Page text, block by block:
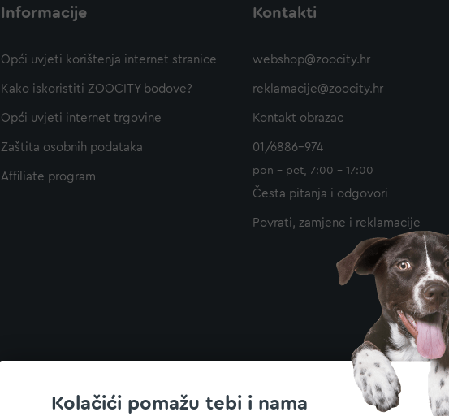
Kolačići pomažu tebi i nama
Informacije
Opći uvjeti korištenja internet stranice
Kako iskoristiti ZOOCITY bodove?
Opći uvjeti internet trgovine
Zaštita osobnih podataka
Affiliate program
Kontakti
webshop@zoocity.hr
reklamacije@zoocity.hr
Kontakt obrazac
01/6886-974
pon - pet, 7:00 - 17:00
Česta pitanja i odgovori
Povrati, zamjene i reklamacije